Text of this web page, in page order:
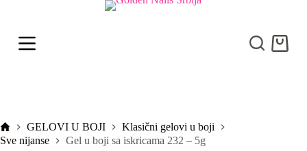
p
n
PočetnaGELOVI U BOJI
Klasični gelovi u boji
Sve nijanse
Gel u boji sa iskricama 232 – 5g